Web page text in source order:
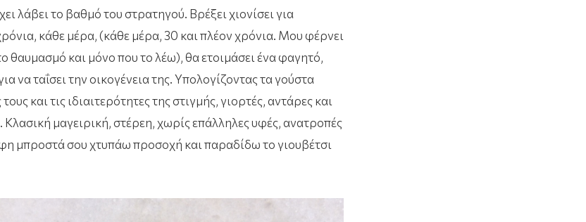
λάβει το βαθμό του στρατηγού. Βρέξει χιονίσει για
κάθε μέρα, (κάθε μέρα, 30 και πλέον χρόνια. Μου φέρνει
θαυμασμό και μόνο που το λέω), θα ετοιμάσει ένα φαγητό,
να ταΐσει την οικογένεια της. Υπολογίζοντας τα γούστα
και τις ιδιαιτερότητες της στιγμής, γιορτές, αντάρες και
μαγειρική, στέρεη, χωρίς επάλληλες υφές, ανατροπές
μπροστά σου χτυπάω προσοχή και παραδίδω το γιουβέτσι